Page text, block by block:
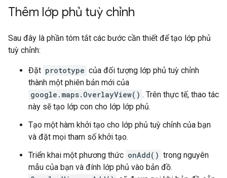
Thêm lớp phủ tuỳ chỉnh
Sau đây là phần tóm tắt các bước cần thiết để tạo lớp phủ
tuỳ chỉnh:
Đặt prototype của đối tượng lớp phủ tuỳ chỉnh
thành một phiên bản mới của
google.maps.OverlayView() . Trên thực tế, thao tác
này sẽ tạo lớp con cho lớp lớp phủ.
Tạo một hàm khởi tạo cho lớp phủ tuỳ chỉnh của bạn
và đặt mọi tham số khởi tạo.
Triển khai một phương thức onAdd() trong nguyên
mẫu của bạn và đính lớp phủ vào bản đồ.